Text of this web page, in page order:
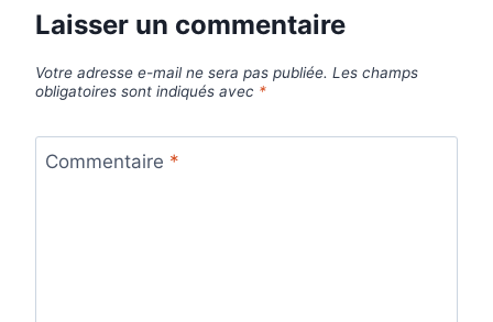
Laisser un commentaire
Votre adresse e-mail ne sera pas publiée. Les champs
obligatoires sont indiqués avec *
Commentaire *